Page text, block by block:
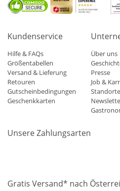
Kundenservice
Hilfe & FAQs
Größentabellen
Versand & Lieferung
Retouren
Gutscheinbedingungen
Geschenkkarten
Über uns
Presse
Job &
Standorte
Unsere Zahlungsarten
Gratis Versand* nach